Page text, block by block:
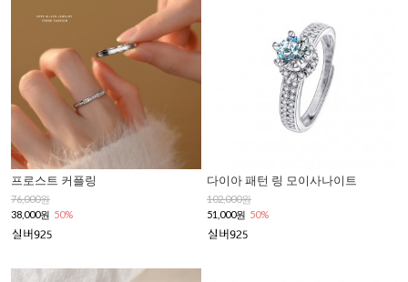
프로스트 커플링
76,000원
38,000원 50%
다이아 패턴 링 모이사나이트
102,000원
51,000원 50%